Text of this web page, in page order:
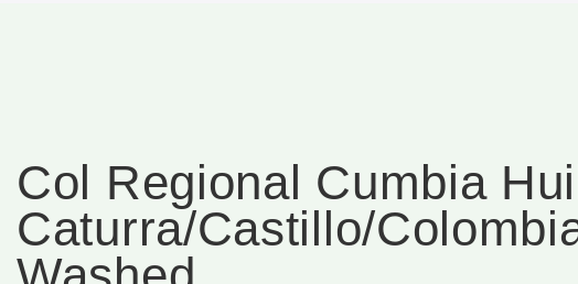
Col Regional Cumbia
Caturra/Castillo/